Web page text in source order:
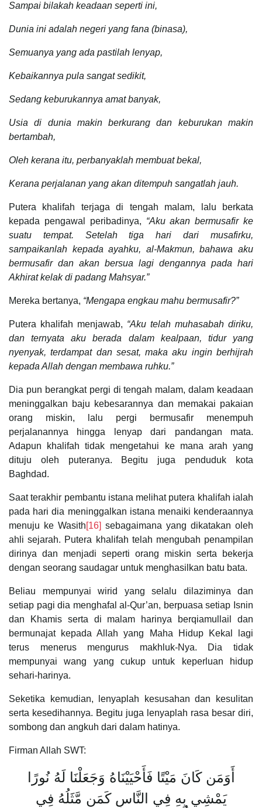
Sampai bilakah keadaan seperti ini,
Dunia ini adalah negeri yang fana (binasa),
Semuanya yang ada pastilah lenyap,
Kebaikannya pula sangat sedikit,
Sedang keburukannya amat banyak,
Usia di dunia makin berkurang dan keburukan makin
bertambah,
Oleh kerana itu, perbanyaklah membuat bekal,
Kerana perjalanan yang akan ditempuh sangatlah jauh.
Putera khalifah terjaga di tengah malam, lalu berkata
kepada pengawal peribadinya, “Aku akan bermusafir ke
suatu tempat. Setelah tiga hari dari musafirku,
sampaikanlah kepada ayahku, al-Makmun, bahawa aku
bermusafir dan akan bersua lagi dengannya pada hari
Akhirat kelak di padang Mahsyar.”
Mereka bertanya, “Mengapa engkau mahu bermusafir?”
Putera khalifah menjawab, “Aku telah muhasabah diriku,
dan ternyata aku berada dalam kealpaan, tidur yang
nyenyak, terdampat dan sesat, maka aku ingin berhijrah
kepada Allah dengan membawa ruhku.”
Dia pun berangkat pergi di tengah malam, dalam keadaan
meninggalkan baju kebesarannya dan memakai pakaian
orang miskin, lalu pergi bermusafir menempuh
perjalanannya hingga lenyap dari pandangan mata.
Adapun khalifah tidak mengetahui ke mana arah yang
dituju oleh puteranya. Begitu juga penduduk kota
Baghdad.
Saat terakhir pembantu istana melihat putera khalifah ialah
pada hari dia meninggalkan istana menaiki kenderaannya
menuju ke Wasith[16] sebagaimana yang dikatakan oleh
ahli sejarah. Putera khalifah telah mengubah penampilan
dirinya dan menjadi seperti orang miskin serta bekerja
dengan seorang saudagar untuk menghasilkan batu bata.
Beliau mempunyai wirid yang selalu dilaziminya dan
setiap pagi dia menghafal al-Qur’an, berpuasa setiap Isnin
dan Khamis serta di malam harinya berqiamullail dan
bermunajat kepada Allah yang Maha Hidup Kekal lagi
terus menerus mengurus makhluk-Nya. Dia tidak
mempunyai wang yang cukup untuk keperluan hidup
sehari-harinya.
Seketika kemudian, lenyaplah kesusahan dan kesulitan
serta kesedihannya. Begitu juga lenyaplah rasa besar diri,
sombong dan angkuh dari dalam hatinya.
Firman Allah SWT:
أَوَمَن كَانَ مَيْتًا فَأَحْيَيْنَاهُ وَجَعَلْنَا لَهُ نُورًا
يَمْشِي بِهِ فِي النَّاسِ كَمَن مَّثَلُهُ فِي